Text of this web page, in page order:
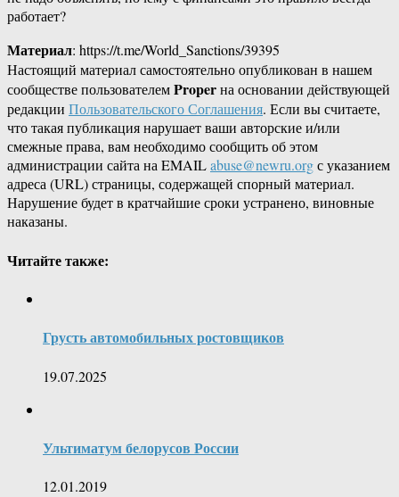
работает?
Материал: https://t.me/World_Sanctions/39395
Настоящий материал самостоятельно опубликован в нашем
сообществе пользователемProperна основании действующей
редакции Пользовательского Соглашения. Если вы считаете,
что такая публикация нарушает ваши авторские и/или
смежные права, вам необходимо сообщить об этом
администрации сайта на EMAILabuse@newru.orgс указанием
адреса (URL) страницы, содержащей спорный материал.
Нарушение будет в кратчайшие сроки устранено, виновные
наказаны.
Читайте также:
Грусть автомобильных ростовщиков
19.07.2025
Ультиматум белорусов России
12.01.2019